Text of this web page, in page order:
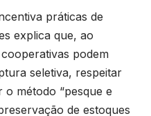
práticas de
explica que, ao
podem
seletiva, respeitar
método “pesque e
de estoques